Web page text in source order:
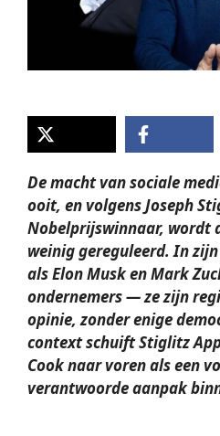
De macht van sociale
ooit, en volgens Joseph
Nobelprijswinnaar, wordt
weinig gereguleerd. In
als Elon Musk en Mark
ondernemers — ze zijn
opinie, zonder enige
context schuift Stiglitz
Cook naar voren als een
verantwoorde aanpak